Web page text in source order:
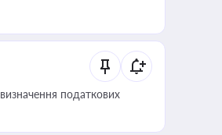
податкових